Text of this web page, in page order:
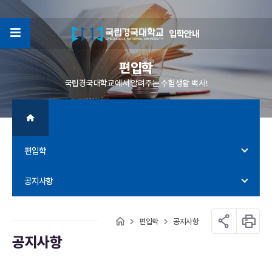
입학안내
4
편입학
국립경국대학교에서 알려주는 수험생활 백서!
편입학
공지사항
편입학 공지사항
공지사항